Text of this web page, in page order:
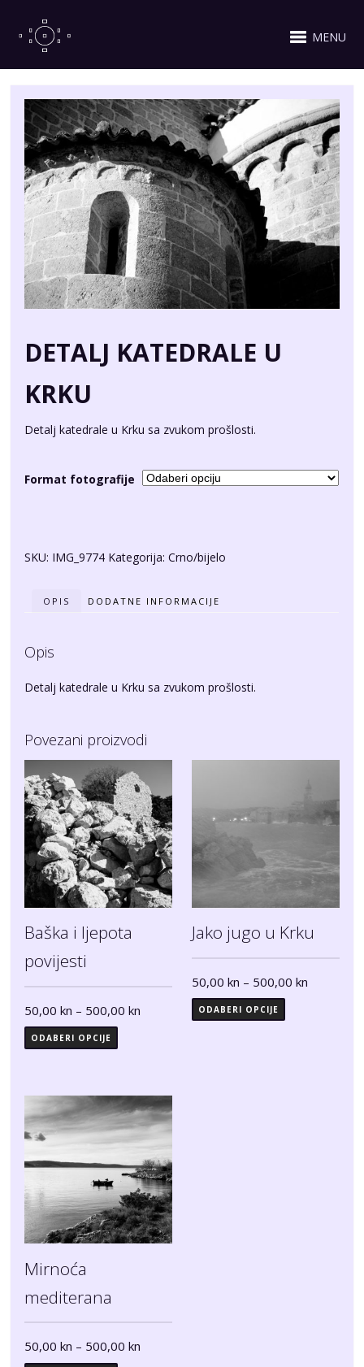
MENU
DETALJ KATEDRALE U
KRKU
Detalj katedrale u Krku sa zvukom prošlosti.
Format fotografije
SKU: IMG_9774 Kategorija:Crno/bijelo
OPIS DODATNE INFORMACIJE
Opis
Detalj katedrale u Krku sa zvukom prošlosti.
Povezani proizvodi
Baška i ljepota
povijesti
50,00kn – 500,00kn
ODABERI OPCIJE
Jako jugo u Krku
50,00 kn – 500,00 kn
ODABERI OPCIJE
Mirnoća
mediterana
50,00kn – 500,00kn